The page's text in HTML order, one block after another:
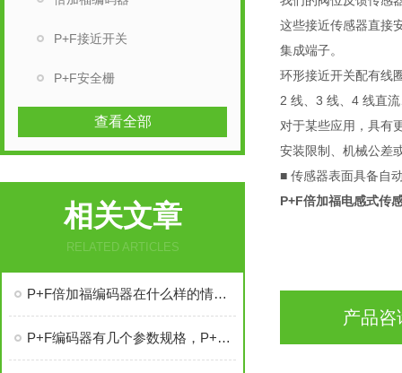
P+F接近开关
P+F安全栅
查看全部
相关文章
RELATED ARTICLES
P+F倍加福编码器在什么样的情况下会造成影响
P+F编码器有几个参数规格，P+F编码器
这些接近传感器直接
集成端子。
环形接近开关配有线
2 线、3 线、4 线直
对于某些应用，具有
安装限制、机械公差
■ 传感器表面具备自
P+F倍加福电感式传
产品咨